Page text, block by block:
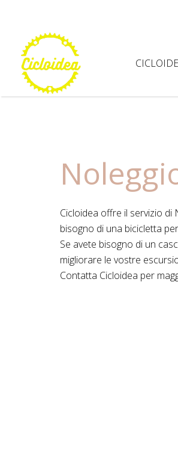
Cicloidea offre il servizio di
bisogno di una bicicletta
Se avete bisogno di un
migliorare le vostre
Contatta Cicloidea per